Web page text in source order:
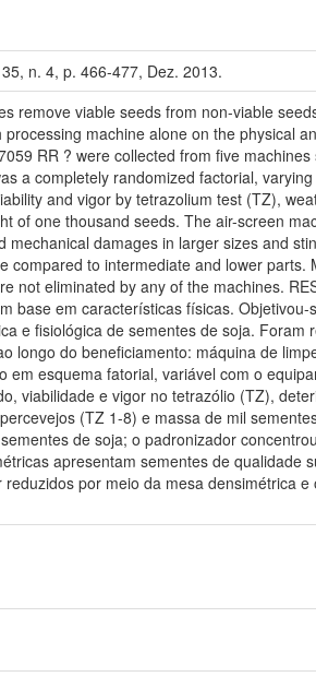
n. 4, p. 466-477, Dez. 2013.
remove viable seeds from non-viable
machine alone on the physical
RR ? were collected from five
a completely randomized factorial,
and vigor by tetrazolium test (TZ),
of one thousand seeds. The air-screen
mechanical damages in larger sizes and
compared to intermediate and lower
not eliminated by any of the machines.
base em características físicas.
e fisiológica de sementes de soja.
longo do beneficiamento: máquina de
em esquema fatorial, variável com o
viabilidade e vigor no tetrazólio (TZ),
(TZ 1-8) e massa de mil
de soja; o padronizador
apresentam sementes de
por meio da mesa densimétrica